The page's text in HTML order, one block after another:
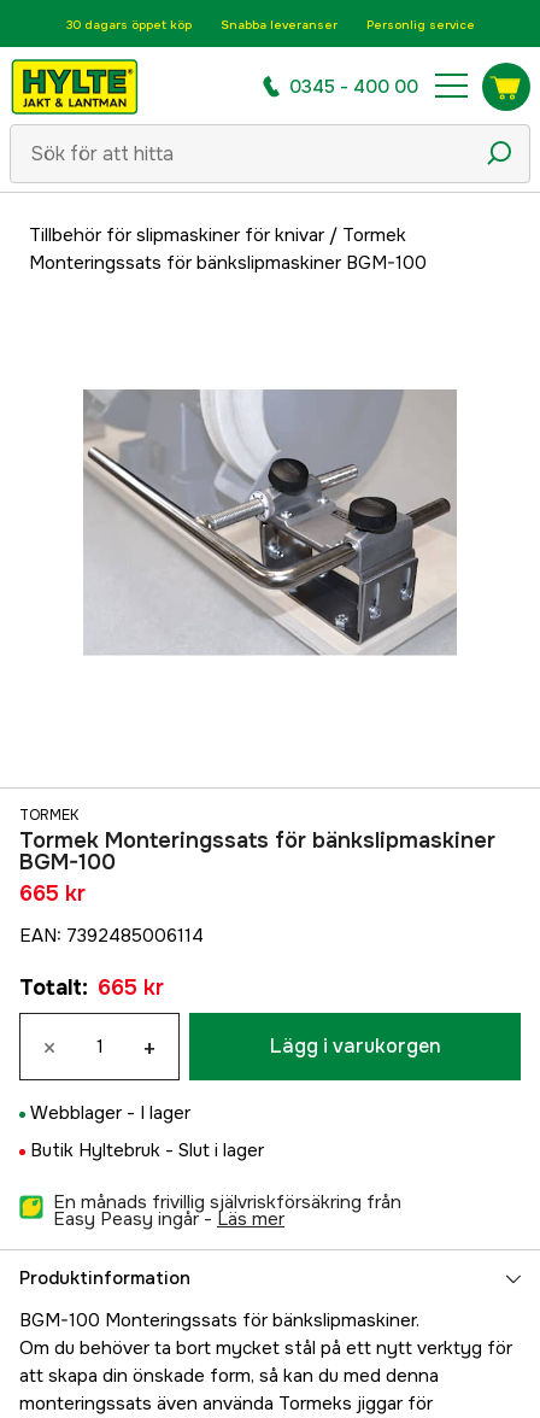
30 dagars öppet köp Snabba leveranser Personlig service
0345 - 400 00
Tillbehör för slipmaskiner för knivar/ Tormek
Monteringssats för bänkslipmaskiner BGM-100
TORMEK
Tormek Monteringssats för bänkslipmaskiner
BGM-100
665 kr
EAN: 7392485006114
Totalt: 665 kr
× + Lägg i varukorgen
Webblager - I lager
Butik Hyltebruk - Slut i lager
En månads frivillig självriskförsäkring från
Easy Peasy ingår - läs mer
Produktinformation
BGM-100 Monteringssats för bänkslipmaskiner.
Om du behöver ta bort mycket stål på ett nytt verktyg för
att skapa din önskade form, så kan du med denna
monteringssats även använda Tormeks jiggar för